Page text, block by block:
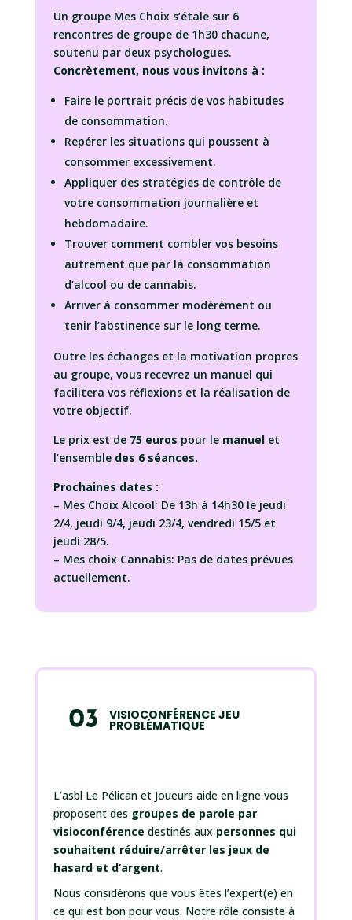
Un groupe Mes Choix s’étale sur 6
rencontres de groupe de 1h30 chacune,
soutenu par deux psychologues.
Concrètement, nous vous invitons à :
Faire le portrait précis de vos habitudes
de consommation.
Repérer les situations qui poussent à
consommer excessivement.
Appliquer des stratégies de contrôle de
votre consommation journalière et
hebdomadaire.
Trouver comment combler vos besoins
autrement que par la consommation
d’alcool ou de cannabis.
Arriver à consommer modérément ou
tenir l’abstinence sur le long terme.
Outre les échanges et la motivation propres
au groupe, vous recevrez un manuel qui
facilitera vos réflexions et la réalisation de
votre objectif.
Le prix est de 75 euros pour le manuel et
l’ensemble des 6 séances.
Prochaines dates :
– Mes Choix Alcool: De 13h à 14h30 le jeudi
2/4, jeudi 9/4, jeudi 23/4, vendredi 15/5 et
jeudi 28/5.
– Mes choix Cannabis: Pas de dates prévues
actuellement.
VISIOCONFÉRENCE JEU
PROBLÉMATIQUE
L’asbl Le Pélican et Joueurs aide en ligne vous
proposent des groupes de parole par
visioconférence destinés aux personnes qui
souhaitent réduire/arrêter les jeux de
hasard et d’argent.
Nous considérons que vous êtes l’expert(e) en
ce qui est bon pour vous. Notre rôle consiste à